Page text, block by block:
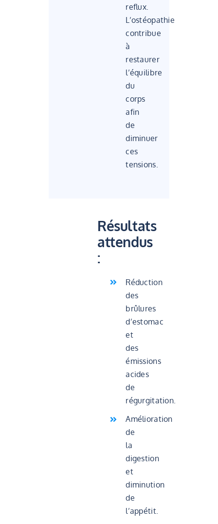
reflux.
L’ostéopathie
contribue
à
restaurer
l’équilibre
du
corps
afin
de
diminuer
ces
tensions.
Résultats
attendus
:
Réduction
des
brûlures
d’estomac
et
des
émissions
acides
de
régurgitation.
Amélioration
de
la
digestion
et
diminution
de
l’appétit.